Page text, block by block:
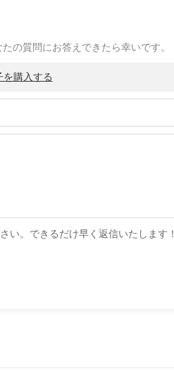
の質問にお答えできたら幸いです。
購入する
い。できるだけ早く返信いたします！